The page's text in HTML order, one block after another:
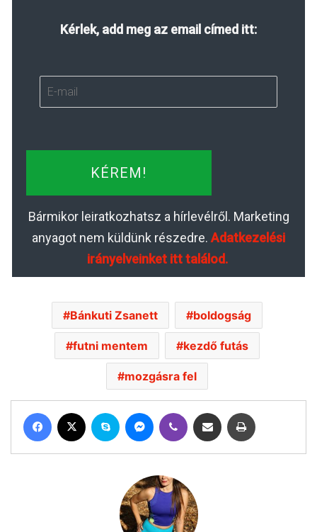
Kérlek, add meg az email címed itt:
KÉREM!
Bármikor leiratkozhatsz a hírlevélről. Marketing
anyagot nem küldünk részedre. Adatkezelési
irányelveinket itt találod.
Bánkuti Zsanett boldogság
futni mentem kezdő futás
mozgásra fel